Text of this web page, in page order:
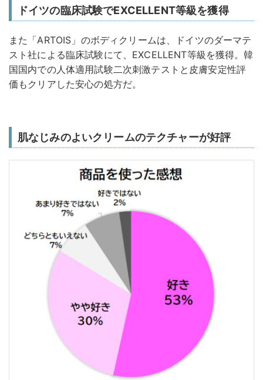
ドイツの臨床試験でEXCELLENT等級を獲得
また「ARTOIS」のボディクリームは、ドイツのダーマテ
スト社による臨床試験にて、EXCELLENT等級を獲得。韓
国国内での人体適用試験二次刺激テストと皮膚安定性評
価もクリアした安心の処方だ。
肌なじみのよいクリームのテクチャーが好評